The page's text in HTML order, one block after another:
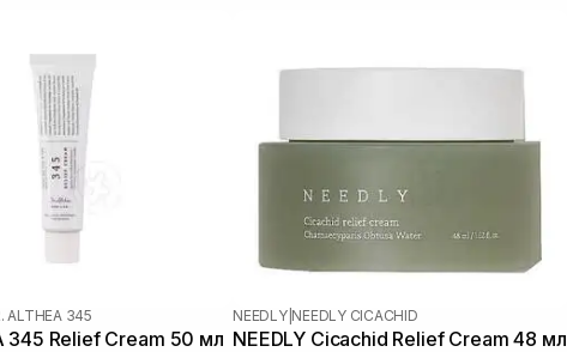
ALTHEA 345
345 Relief Cream 50 мл
NEEDLY| NEEDLY CICACHID
NEEDLY Cicachid Relief Cream 48 мл